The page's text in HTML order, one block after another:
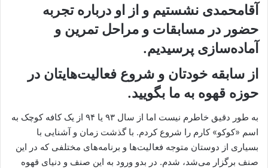
آقامحمدی نشستیم و از او درباره تجربه
حضور در مسابقات و مراحل تمرین و
آماده‌سازی پرسیدیم.
از سابقه خودتان و شروع فعالیت‌هایتان در
حوزه قهوه به ما بگویید.
به طور دقیق خاطرم نیست اما از سال ۹۳ یا ۹۴ از یک کافه کوچک به
اسم «کوکو» کارم را شروع کردم. با گذشت زمان و آشنایی با
بسیاری از دوستان متوجه فعالیت‌ها و برنامه‌های مختلفی که در این
صنف برگزار می‌شد،‌ شدم. در بدو ورود به این صنف و دنیای قهوه